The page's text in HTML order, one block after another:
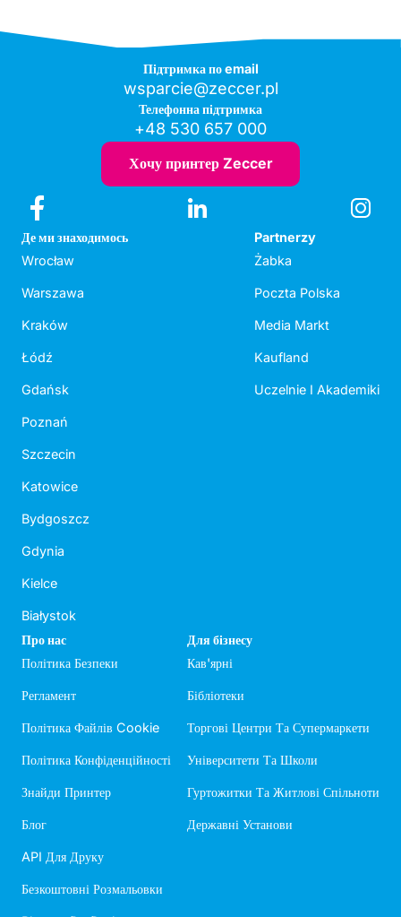
Підтримка по email
wsparcie@zeccer.pl
Телефонна підтримка
+48 530 657 000
Хочу принтер Zeccer
Де ми знаходимось
Wrocław
Warszawa
Kraków
Łódź
Gdańsk
Poznań
Szczecin
Katowice
Bydgoszcz
Gdynia
Kielce
Białystok
Partnerzy
Żabka
Poczta Polska
Media Markt
Kaufland
Uczelnie I Akademiki
Про нас
Політика Безпеки
Регламент
Політика Файлів Cookie
Політика Конфіденційності
Знайди Принтер
Блог
API Для Друку
Безкоштовні Розмальовки
Для бізнесу
Кав'ярні
Бібліотеки
Торгові Центри Та Супермаркети
Університети Та Школи
Гуртожитки Та Житлові Спільноти
Державні Установи